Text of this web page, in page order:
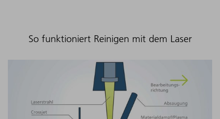
So funktioniert Reinigen mit dem Laser